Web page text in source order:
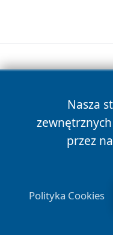
Nasza
przez
Polityka Cookies